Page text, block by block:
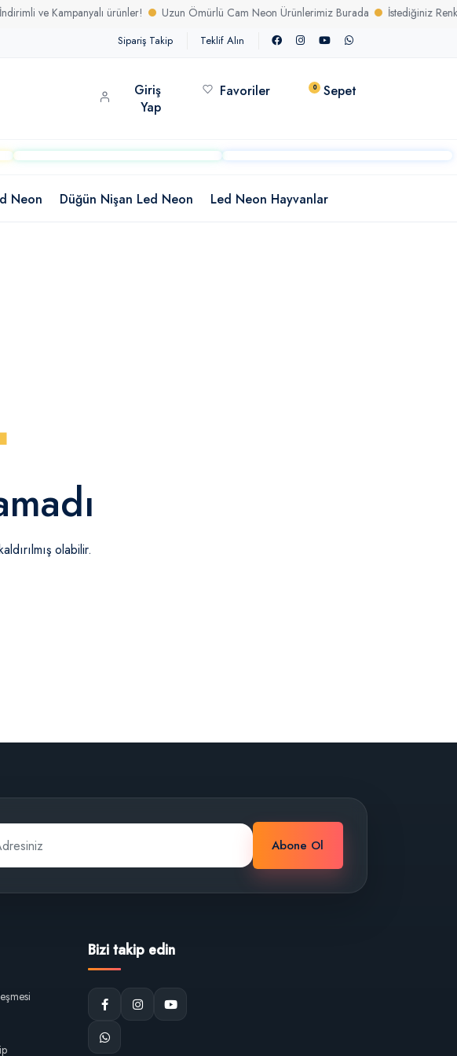
ve Kampanyalı ürünler! Uzun Ömürlü Cam Neon Ürünlerimiz Burada İstediğiniz Renk Ve
Sipariş Takip Teklif Alın
Giriş
Yap
Favoriler 0 Sepet
Neon Düğün Nişan Led Neon Led Neon Hayvanlar
olabilir.
Abone Ol
Bizi takip edin